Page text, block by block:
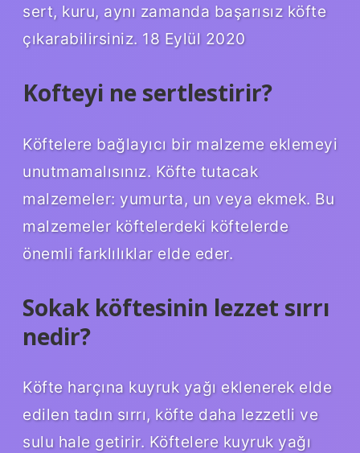
sert, kuru, aynı zamanda başarısız köfte
çıkarabilirsiniz. 18 Eylül 2020
Kofteyi ne sertlestirir?
Köftelere bağlayıcı bir malzeme eklemeyi
unutmamalısınız. Köfte tutacak
malzemeler: yumurta, un veya ekmek. Bu
malzemeler köftelerdeki köftelerde
önemli farklılıklar elde eder.
Sokak köftesinin lezzet sırrı
nedir?
Köfte harçına kuyruk yağı eklenerek elde
edilen tadın sırrı, köfte daha lezzetli ve
sulu hale getirir. Köftelere kuyruk yağı